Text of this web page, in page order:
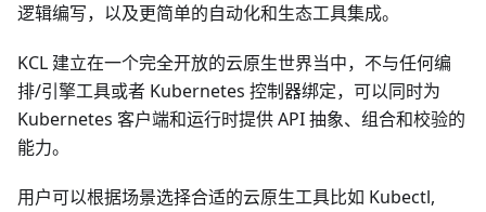
逻辑编写，以及更简单的自动化和生态工具集成。
KCL 建立在一个完全开放的云原生世界当中，不与任何编
排/引擎工具或者 Kubernetes 控制器绑定，可以同时为
Kubernetes 客户端和运行时提供 API 抽象、组合和校验的
能力。
用户可以根据场景选择合适的云原生工具比如 Kubectl,